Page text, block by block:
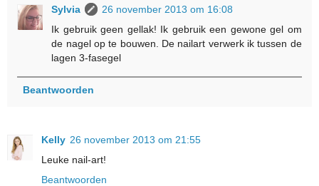
Sylvia
26 november 2013 om 16:08
Ik gebruik geen gellak! Ik gebruik een gewone gel om
de nagel op te bouwen. De nailart verwerk ik tussen de
lagen 3-fasegel
Beantwoorden
Kelly 26 november 2013 om 21:55
Leuke nail-art!
Beantwoorden